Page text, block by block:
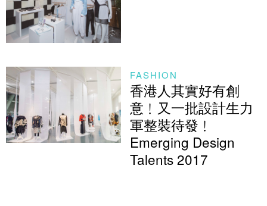
FASHION
香港人其實好有創
意﹗又一批設計生力
軍整裝待發﹗
Emerging Design
Talents 2017